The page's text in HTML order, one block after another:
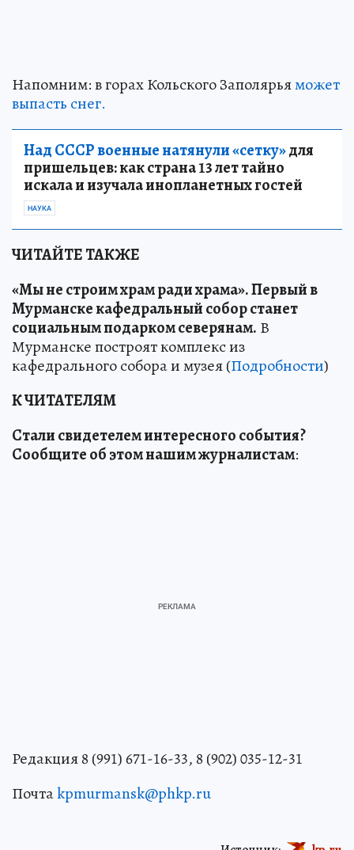
Напомним: в горах Кольского Заполярьяможет
выпасть снег.
Над СССР военные натянули «сетку»для
пришельцев: как страна 13 лет тайно
искала и изучала инопланетных гостей
НАУКА
ЧИТАЙТЕ ТАКЖЕ
«Мы не строим храм ради храма». Первый в
Мурманске кафедральный собор станет
социальным подарком северянам. В
Мурманске построят комплекс из
кафедрального собора и музея (Подробности)
К ЧИТАТЕЛЯМ
Стали свидетелем интересного события?
Сообщите об этом нашим журналистам:
Редакция 8 (991) 671-16-33, 8 (902) 035-12-31
Почтаkpmurmansk@phkp.ru